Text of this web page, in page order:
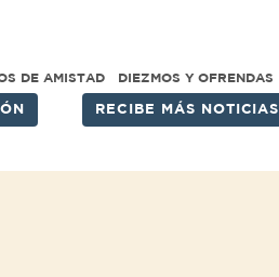
DE AMISTAD DIEZMOS Y OFRENDAS
RECIBE MÁS NOTICIAS